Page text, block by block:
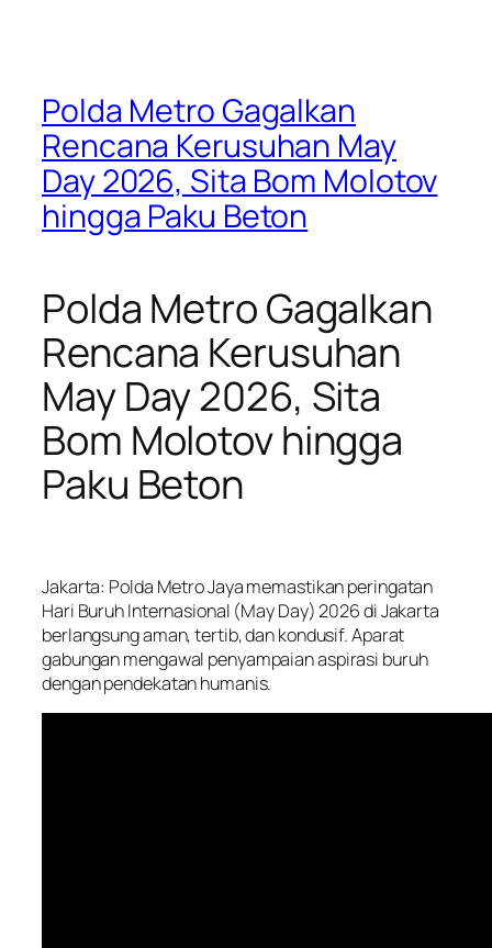
Polda Metro Gagalkan
Rencana Kerusuhan May
Day 2026, Sita Bom Molotov
hingga Paku Beton
Polda Metro Gagalkan
Rencana Kerusuhan
May Day 2026, Sita
Bom Molotov hingga
Paku Beton
Jakarta: Polda Metro Jaya memastikan peringatan
Hari Buruh Internasional (May Day) 2026 di Jakarta
berlangsung aman, tertib, dan kondusif. Aparat
gabungan mengawal penyampaian aspirasi buruh
dengan pendekatan humanis.